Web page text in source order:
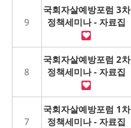
9
국회자살예방포럼 3차
정책세미나 - 자료집
8
국회자살예방포럼 2차
정책세미나 - 자료집
7
국회자살예방포럼 1차
정책세미나 - 자료집